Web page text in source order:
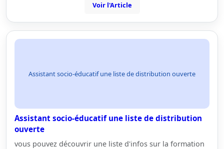
Voir l'Article
Assistant socio-éducatif une liste de distribution ouverte
Assistant socio-éducatif une liste de distribution
ouverte
vous pouvez découvrir une liste d'infos sur la formation